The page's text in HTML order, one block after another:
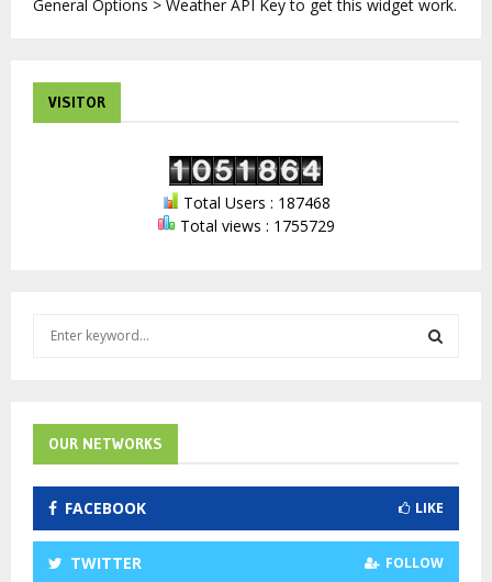
General Options > Weather API Key to get this widget work.
VISITOR
Total Users : 187468
Total views : 1755729
f
o
:
R
C
OUR NETWORKS
FACEBOOK LIKE
TWITTER FOLLOW